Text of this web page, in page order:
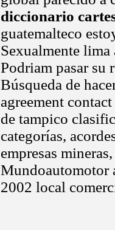
diccionario
guatemalteco
Sexualmente
Podriam pasar su
Búsqueda de
agreement
de tampico
categorías,
empresas
Mundoautomotor
2002 local